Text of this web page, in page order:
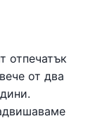
отпечатък
от два